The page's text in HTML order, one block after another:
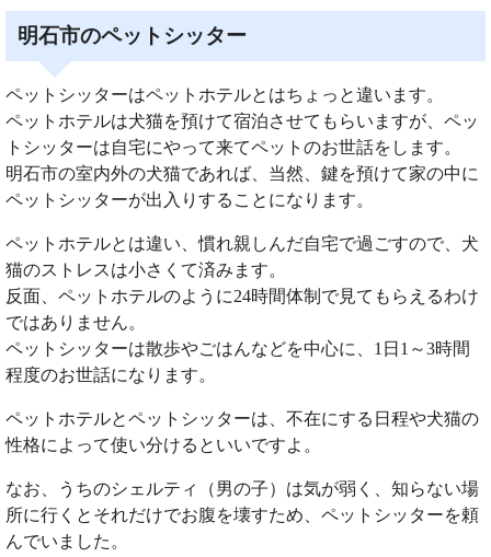
明石市のペットシッター
ペットシッターはペットホテルとはちょっと違います。
ペットホテルは犬猫を預けて宿泊させてもらいますが、ペッ
トシッターは自宅にやって来てペットのお世話をします。
明石市の室内外の犬猫であれば、当然、鍵を預けて家の中に
ペットシッターが出入りすることになります。
ペットホテルとは違い、慣れ親しんだ自宅で過ごすので、犬
猫のストレスは小さくて済みます。
反面、ペットホテルのように24時間体制で見てもらえるわけ
ではありません。
ペットシッターは散歩やごはんなどを中心に、1日1～3時間
程度のお世話になります。
ペットホテルとペットシッターは、不在にする日程や犬猫の
性格によって使い分けるといいですよ。
なお、うちのシェルティ（男の子）は気が弱く、知らない場
所に行くとそれだけでお腹を壊すため、ペットシッターを頼
んでいました。